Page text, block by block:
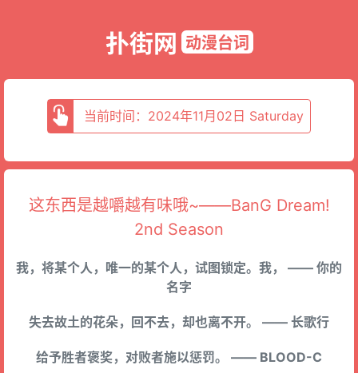
扑街网 动漫台词
当前时间：2024年11月02日 Saturday
这东西是越嚼越有味哦~——BanG Dream!
2nd Season
我，将某个人，唯一的某个人，试图锁定。我， —— 你的
名字
失去故土的花朵，回不去，却也离不开。 —— 长歌行
给予胜者褒奖，对败者施以惩罚。 —— BLOOD-C